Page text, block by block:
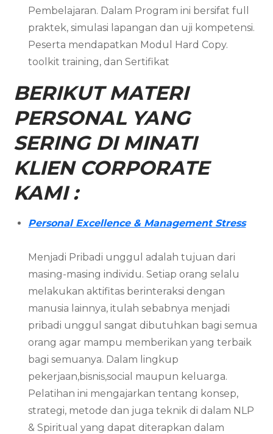
Pembelajaran. Dalam Program ini bersifat full
praktek, simulasi lapangan dan uji kompetensi.
Peserta mendapatkan Modul Hard Copy.
toolkit training, dan Sertifikat
BERIKUT MATERI
PERSONAL YANG
SERING DI MINATI
KLIEN CORPORATE
KAMI :
Personal Excellence & Management Stress
Menjadi Pribadi unggul adalah tujuan dari
masing-masing individu. Setiap orang selalu
melakukan aktifitas berinteraksi dengan
manusia lainnya, itulah sebabnya menjadi
pribadi unggul sangat dibutuhkan bagi semua
orang agar mampu memberikan yang terbaik
bagi semuanya. Dalam lingkup
pekerjaan,bisnis,social maupun keluarga.
Pelatihan ini mengajarkan tentang konsep,
strategi, metode dan juga teknik di dalam NLP
& Spiritual yang dapat diterapkan dalam